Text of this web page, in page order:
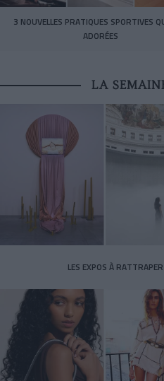
3 NOUVELLES PRATIQUES SPORTIVES
ADORÉES
LA
LES EXPOS À